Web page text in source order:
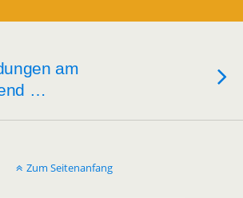
am
…
Zum Seitenanfang